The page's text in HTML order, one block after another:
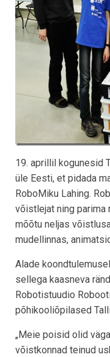
19. aprillil kogunesid
üle Eesti, et pidada
RoboMiku Lahing.
võistlejat ning
mõõtu neljas
mudellinnas,
Alade
sellega kaasneva
Robotistuudio
põhikooliõpilased
„Meie poisid olid
võistkonnad teinud